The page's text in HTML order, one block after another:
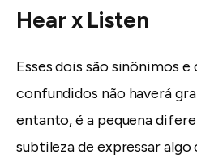
Hear x Listen
Esses dois são sinônimos e
confundidos não haverá
entanto, é a pequena
subtileza de expressar